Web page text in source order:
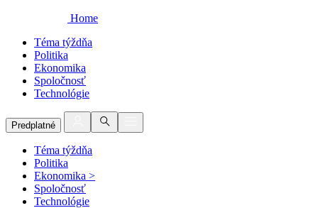
Home
Téma týždňa
Politika
Ekonomika
Spoločnosť
Technológie
Predplatné
Téma týždňa
Politika
Ekonomika >
Spoločnosť
Technológie